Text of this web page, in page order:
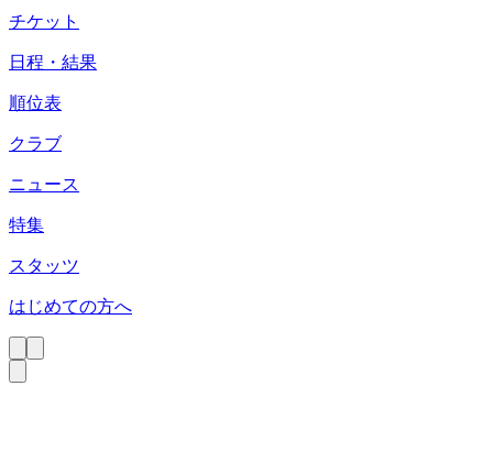
チケット
日程・結果
順位表
クラブ
ニュース
特集
スタッツ
はじめての方へ